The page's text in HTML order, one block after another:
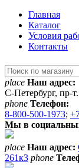
Главная
Каталог
Условия
Контакты
place Наш адрес:
С-Петербург, пр-
phone Телефон:
8-800-500-1973;
Мы в
place Наш адрес:
261к3 phone